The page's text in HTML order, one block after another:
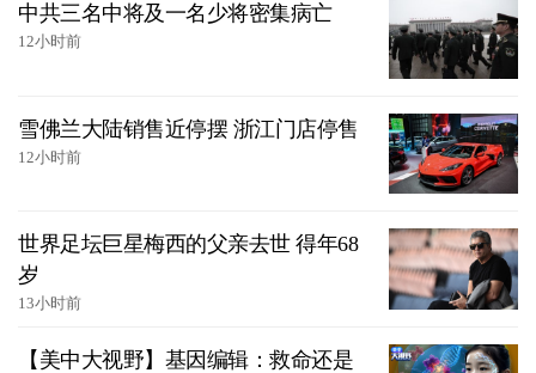
中共三名中将及一名少将密集病亡
12小时前
雪佛兰大陆销售近停摆 浙江门店停售
12小时前
世界足坛巨星梅西的父亲去世 得年68
岁
13小时前
【美中大视野】基因编辑：救命还是